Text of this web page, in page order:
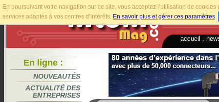
En poursuivant votre navigation sur ce site, vous acceptez l’utilisation de
services adaptés à vos centres d’intérêts. En savoir plus et gérer ces paramètres.
accueil
En ligne :
NOUVEAUTÉS
ACTUALITÉ DES
ENTREPRISES